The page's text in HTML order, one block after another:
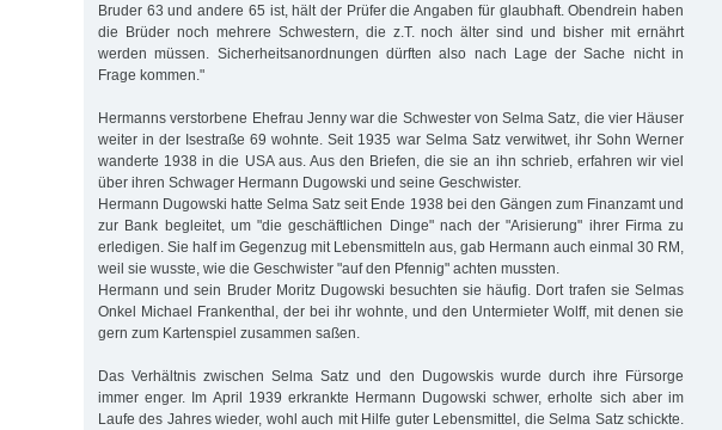
Bruder 63 und andere 65 ist, hält der Prüfer die Angaben für glaubhaft. Obendrein haben
die Brüder noch mehrere Schwestern, die z.T. noch älter sind und bisher mit ernährt
werden müssen. Sicherheitsanordnungen dürften also nach Lage der Sache nicht in
Frage kommen."
Hermanns verstorbene Ehefrau Jenny war die Schwester von Selma Satz, die vier Häuser
weiter in der Isestraße 69 wohnte. Seit 1935 war Selma Satz verwitwet, ihr Sohn Werner
wanderte 1938 in die USA aus. Aus den Briefen, die sie an ihn schrieb, erfahren wir viel
über ihren Schwager Hermann Dugowski und seine Geschwister.
Hermann Dugowski hatte Selma Satz seit Ende 1938 bei den Gängen zum Finanzamt und
zur Bank begleitet, um "die geschäftlichen Dinge" nach der "Arisierung" ihrer Firma zu
erledigen. Sie half im Gegenzug mit Lebensmitteln aus, gab Hermann auch einmal 30 RM,
weil sie wusste, wie die Geschwister "auf den Pfennig" achten mussten.
Hermann und sein Bruder Moritz Dugowski besuchten sie häufig. Dort trafen sie Selmas
Onkel Michael Frankenthal, der bei ihr wohnte, und den Untermieter Wolff, mit denen sie
gern zum Kartenspiel zusammen saßen.
Das Verhältnis zwischen Selma Satz und den Dugowskis wurde durch ihre Fürsorge
immer enger. Im April 1939 erkrankte Hermann Dugowski schwer, erholte sich aber im
Laufe des Jahres wieder, wohl auch mit Hilfe guter Lebensmittel, die Selma Satz schickte.